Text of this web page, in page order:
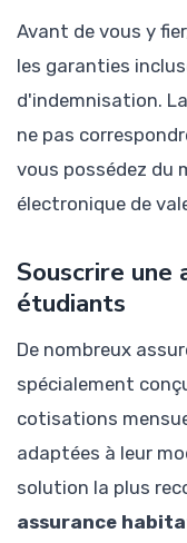
Avant de vous y
les garanties
d'indemnisation.
ne pas
vous possédez du
électronique de
Souscrire une
étudiants
De nombreux
spécialement
cotisations
adaptées à leur
solution la plus
assurance